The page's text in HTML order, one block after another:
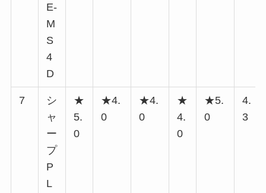
E-
M
S
4
D
7
シ
ャ
ー
プ
P
L
★
5.
0
★4.
0
★4.
0
★
4.
0
★5.
0
4.
3